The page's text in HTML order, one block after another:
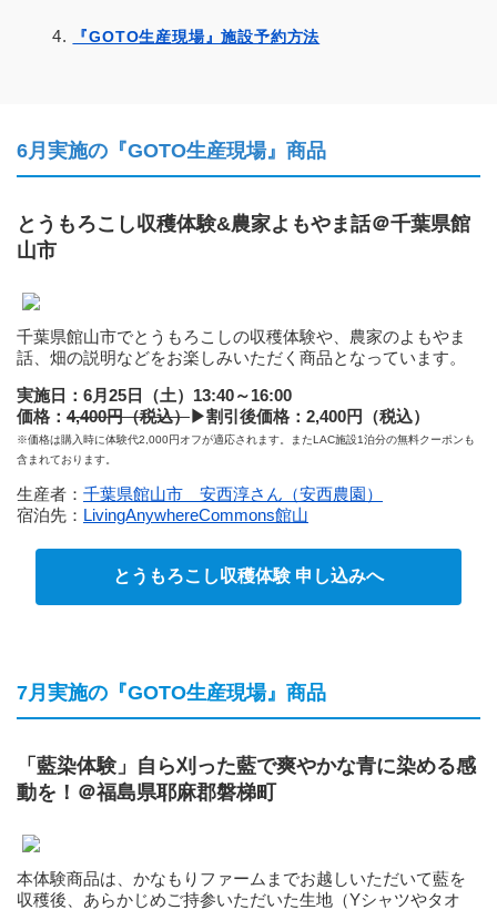
『GOTO生産現場』施設予約方法
6月実施の『GOTO生産現場』商品
とうもろこし収穫体験&農家よもやま話＠千葉県館
山市
千葉県館山市でとうもろこしの収穫体験や、農家のよもやま
話、畑の説明などをお楽しみいただく商品となっています。
実施日：6月25日（土）13:40～16:00
価格： 4,400円（税込）▶割引後価格：2,400円（税込）
※価格は購入時に体験代2,000円オフが適応されます。またLAC施設1泊分の無料クーポンも
含まれております。
生産者： 千葉県館山市 安西淳さん（安西農園）
宿泊先： LivingAnywhereCommons館山
とうもろこし収穫体験 申し込みへ
7月実施の『GOTO生産現場』商品
「藍染体験」自ら刈った藍で爽やかな青に染める感
動を！＠福島県耶麻郡磐梯町
本体験商品は、かなもりファームまでお越しいただいて藍を
収穫後、あらかじめご持参いただいた生地（Yシャツやタオ